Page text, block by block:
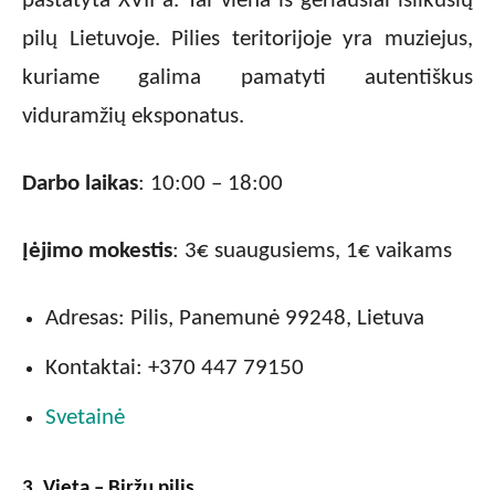
pilų Lietuvoje. Pilies teritorijoje yra muziejus,
kuriame galima pamatyti autentiškus
viduramžių eksponatus.
Darbo laikas: 10:00 – 18:00
Įėjimo mokestis: 3€ suaugusiems, 1€ vaikams
Adresas: Pilis, Panemunė 99248, Lietuva
Kontaktai: +370 447 79150
Svetainė